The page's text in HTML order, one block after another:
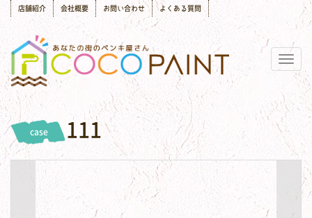
店舗紹介 会社概要 お問い合わせ よくある質問
case 111